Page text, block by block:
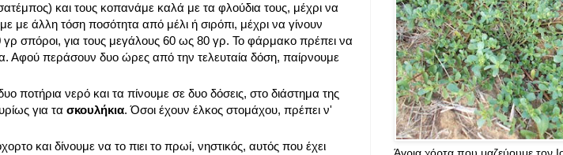
και τους κοπανάμε καλά με τα φλούδια τους, μέχρι να
με άλλη τόση ποσότητα από μέλι ή σιρόπι, μέχρι να γίνουν
γρ σπόροι, για τους μεγάλους 60 ως 80 γρ. Το φάρμακο πρέπει να
Αφού περάσουν δυο ώρες από την τελευταία δόση, παίρνουμε
ποτήρια νερό και τα πίνουμε σε δυο δόσεις, στο διάστημα της
για τα σκουλήκια. Όσοι έχουν έλκος στομάχου, πρέπει ν'
και δίνουμε να το πιει το πρωί, νηστικός, αυτός που έχει
Άγρια χόρτα που μαζεύουμε τον